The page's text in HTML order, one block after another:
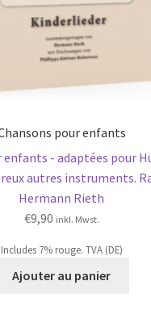
pour enfants
enfants - adaptées pour
autres instruments.
Hermann Rieth
€9,90 inkl. Mwst.
Includes 7% rouge. TVA (DE)
Ajouter au panier